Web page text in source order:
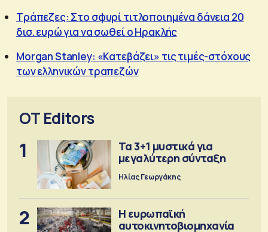
Τράπεζες: Στο σφυρί τιτλοποιημένα δάνεια 20
δισ. ευρώ για να σωθεί ο Ηρακλής
Morgan Stanley: «Κατεβάζει» τις τιμές-στόχους
των ελληνικών τραπεζών
OT Editors
1
Τα 3+1 μυστικά για
μεγαλύτερη σύνταξη
Ηλίας Γεωργάκης
2
Η ευρωπαϊκή
αυτοκινητοβιομηχανία